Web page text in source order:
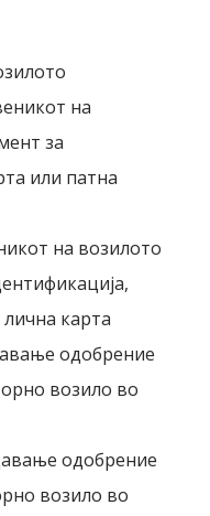
на
за
или патна
на возилото
карта
одобрение
возило во
одобрение
возило во